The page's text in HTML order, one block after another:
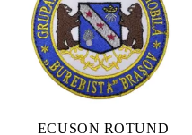
ECUSON ROTUND